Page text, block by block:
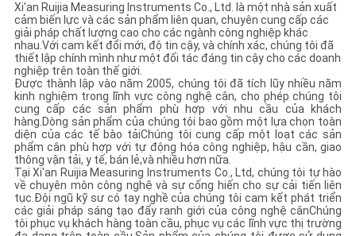
Xi'an Ruijia Measuring Instruments Co., Ltd. là một nhà sản xuất
cảm biến lực và các sản phẩm liên quan, chuyên cung cấp các
giải pháp chất lượng cao cho các ngành công nghiệp khác
nhau.Với cam kết đổi mới, độ tin cậy, và chính xác, chúng tôi đã
thiết lập chính mình như một đối tác đáng tin cậy cho các doanh
nghiệp trên toàn thế giới.
Được thành lập vào năm 2005, chúng tôi đã tích lũy nhiều năm
kinh nghiệm trong lĩnh vực công nghệ cân, cho phép chúng tôi
cung cấp các sản phẩm phù hợp với nhu cầu của khách
hàng.Dòng sản phẩm của chúng tôi bao gồm một lựa chọn toàn
diện của các tế bào tảiChúng tôi cung cấp một loạt các sản
phẩm cân phù hợp với tự động hóa công nghiệp, hậu cần, giao
thông vận tải, y tế, bán lẻ,và nhiều hơn nữa.
Tại Xi'an Ruijia Measuring Instruments Co., Ltd, chúng tôi tự hào
về chuyên môn công nghệ và sự cống hiến cho sự cải tiến liên
tục.Đội ngũ kỹ sư có tay nghề của chúng tôi cam kết phát triển
các giải pháp sáng tạo đẩy ranh giới của công nghệ cânChúng
tôi phục vụ khách hàng toàn cầu, phục vụ các lĩnh vực thị trường